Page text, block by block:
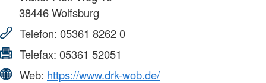
38446Wolfsburg
Telefon: 05361 8262 0
Telefax: 05361 52051
Web: https://www.drk-wob.de/